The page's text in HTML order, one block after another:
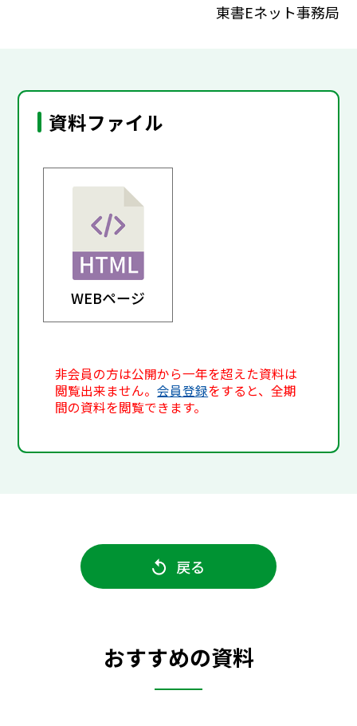
東書Eネット事務局
資料ファイル
WEBページ
非会員の方は公開から一年を超えた資料は
閲覧出来ません。会員登録をすると、全期
間の資料を閲覧できます。
戻る
おすすめの資料